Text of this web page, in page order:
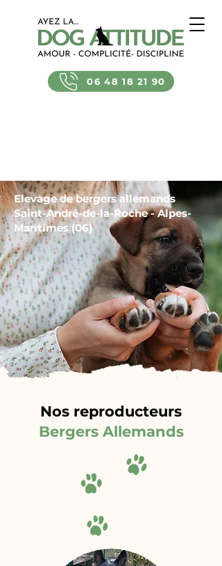
06 48 18 21 90
Elevage de bergers allemands
Saint-André-de-la-Roche - Alpes-
Maritimes (06)
Nos reproducteurs
Bergers Allemands